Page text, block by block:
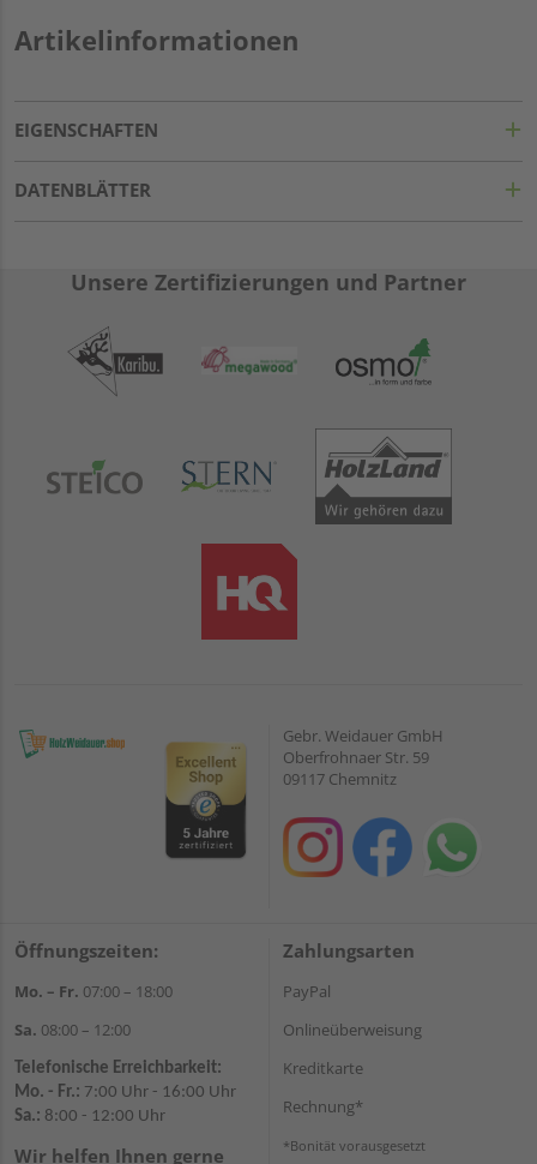
Artikelinformationen
EIGENSCHAFTEN
DATENBLÄTTER
Unsere Zertifizierungen und Partner
Gebr. Weidauer GmbH
Oberfrohnaer Str. 59
09117 Chemnitz
Öffnungszeiten:
Mo. – Fr. 07:00 – 18:00
Sa. 08:00 – 12:00
Telefonische Erreichbarkeit:
Mo. - Fr.: 7:00 Uhr - 16:00 Uhr
Sa.: 8:00 - 12:00 Uhr
Wir helfen Ihnen gerne
Zahlungsarten
PayPal
Onlineüberweisung
Kreditkarte
Rechnung*
*Bonität vorausgesetzt